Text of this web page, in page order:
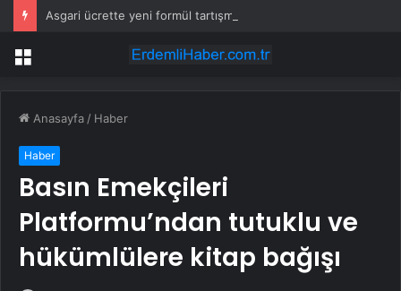
Menü
Anasayfa / Haber
Haber
Basın Emekçileri
Platformu’ndan tutuklu ve
hükümlülere kitap bağışı